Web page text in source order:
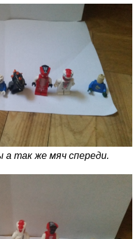
а так же мяч спереди.